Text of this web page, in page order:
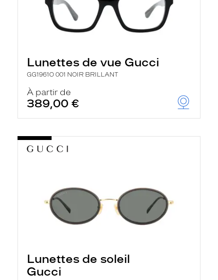
Lunettes de vue Gucci
GG1961O 001 NOIR BRILLANT
À partir de
389,00 €
Lunettes de soleil
Gucci